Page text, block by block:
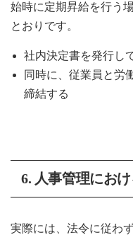
始時に定期昇給を行う
とおりです。
社内決定書を発行し
同時に、従業員と労
締結する
6. 人事管理にお
実際には、法令に従わ